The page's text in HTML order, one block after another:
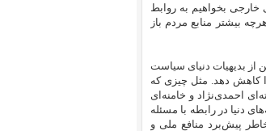
بخواهیم به روابط
بیشتر منابع مردم باز
از بدیهیات دنیای سیاست
کاهش دهد. مثل چیزی که
احمدی‌نژاد و خامنه‌ای
دنیا در رابطه با مسئله‌‌
پیش‌برد منافع ملی و